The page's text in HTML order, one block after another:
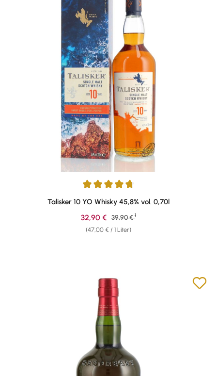
Durchschnittliche Bewertung von 4.78 von 5 Sternen
Talisker 10 YO Whisky 45,8% vol. 0,70l
(47,00 € / 1 Liter)
Verkaufspreis:
32,90 € Regulärer Preis:
39,90 € 1